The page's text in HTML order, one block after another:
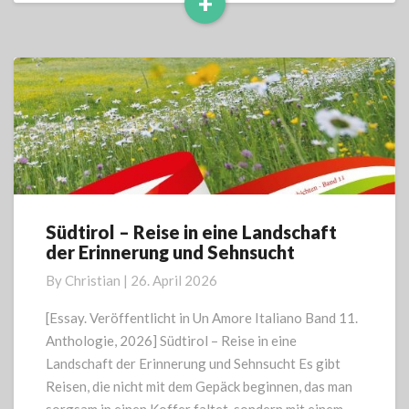
Read
Südtirol
–
in
eine
Landschaft
der
Erinnerung
und
Südtirol – Reise in eine Landschaft
der Erinnerung und Sehnsucht
By Christian | 26. April 2026
[Essay. Veröffentlicht in Un Amore Italiano Band 11.
Anthologie, 2026] Südtirol – Reise in eine
Landschaft der Erinnerung und Sehnsucht Es gibt
Reisen, die nicht mit dem Gepäck beginnen, das man